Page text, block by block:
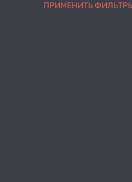
ПРИМЕНИТЬ